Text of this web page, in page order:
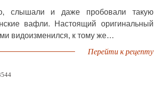
слышали и даже пробовали такую
вафли. Настоящий оригинальный
видоизменился, к тому же…
Перейти к рецепту